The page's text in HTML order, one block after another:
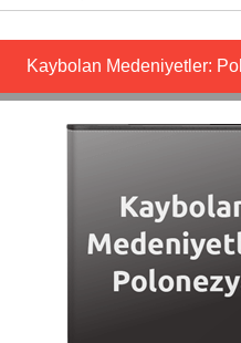
Kaybolan Medeniyetler: